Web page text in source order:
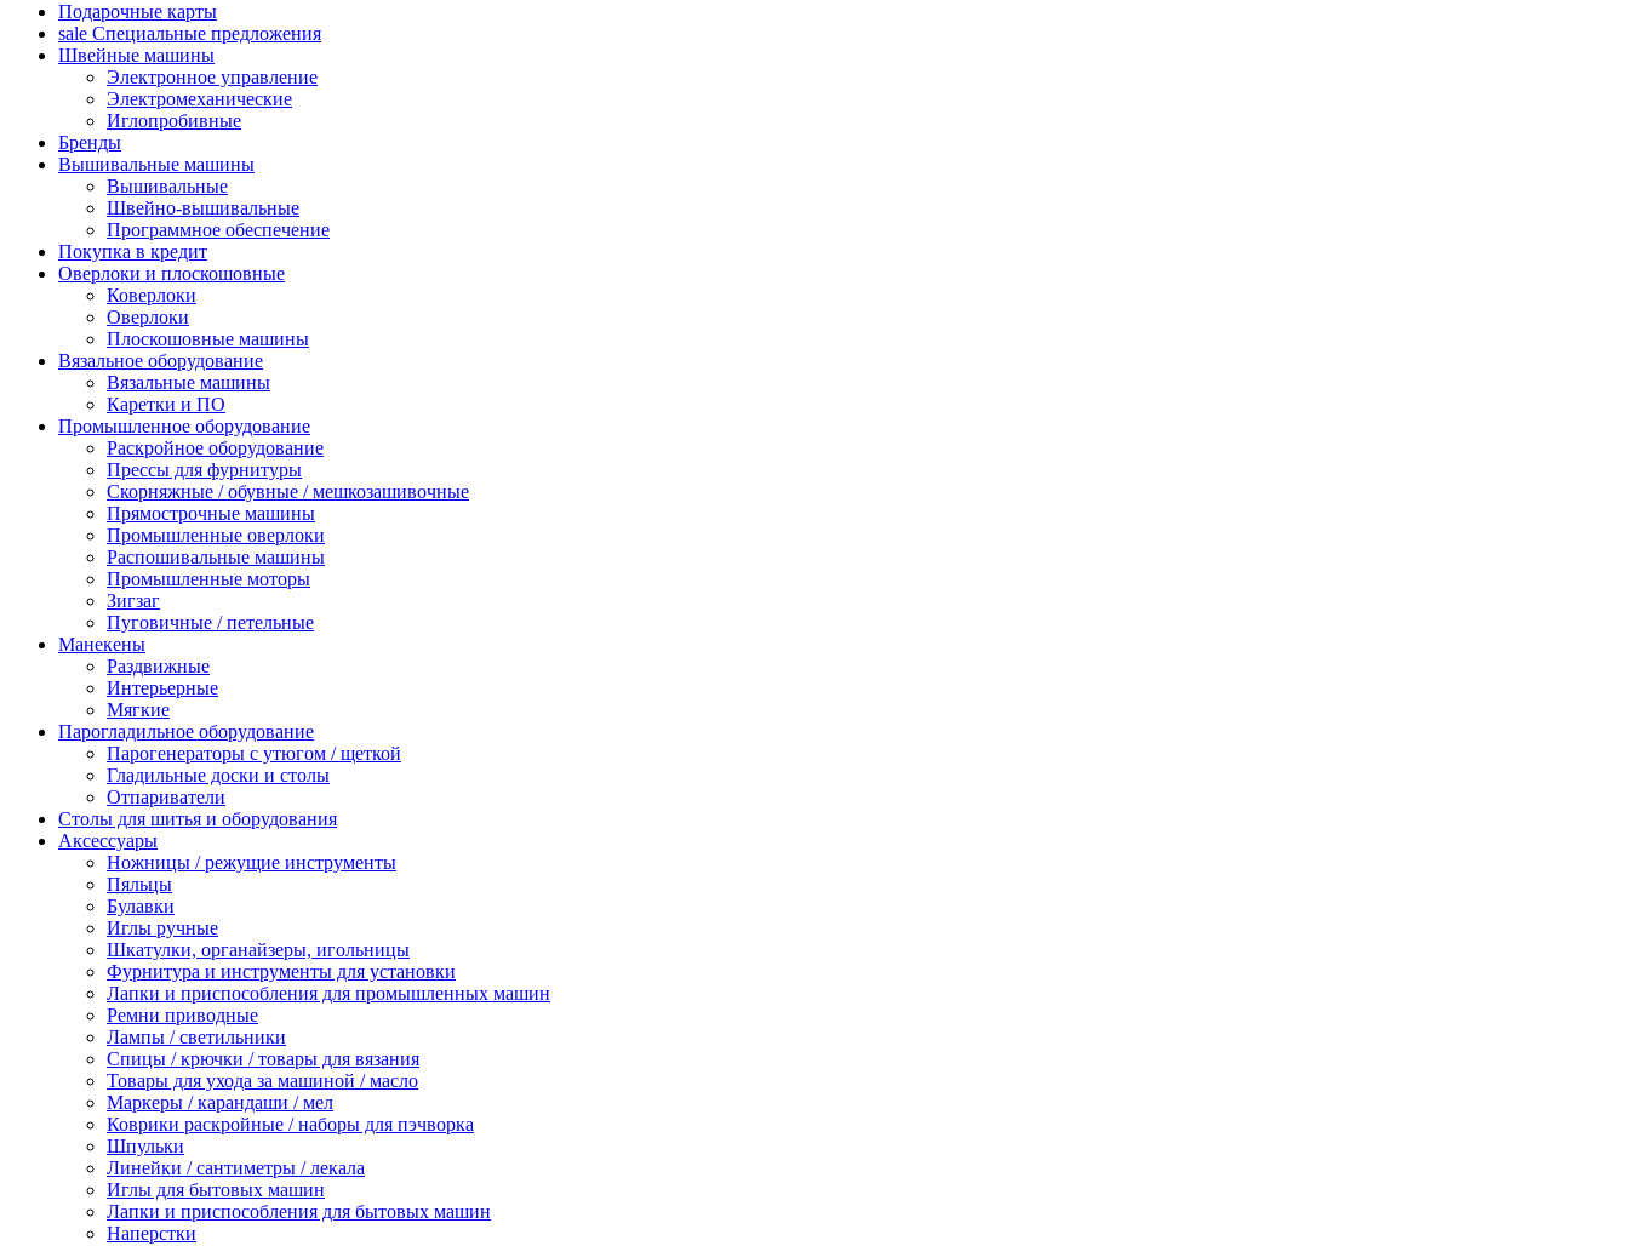
Подарочные карты
sale Специальные предложения
Швейные машины
Электронное управление
Электромеханические
Иглопробивные
Бренды
Вышивальные машины
Вышивальные
Швейно-вышивальные
Программное обеспечение
Покупка в кредит
Оверлоки и плоскошовные
Коверлоки
Оверлоки
Плоскошовные машины
Вязальное оборудование
Вязальные машины
Каретки и ПО
Промышленное оборудование
Раскройное оборудование
Прессы для фурнитуры
Скорняжные / обувные / мешкозашивочные
Прямострочные машины
Промышленные оверлоки
Распошивальные машины
Промышленные моторы
Зигзаг
Пуговичные / петельные
Манекены
Раздвижные
Интерьерные
Мягкие
Парогладильное оборудование
Парогенераторы с утюгом / щеткой
Гладильные доски и столы
Отпариватели
Столы для шитья и оборудования
Аксессуары
Ножницы / режущие инструменты
Пяльцы
Булавки
Иглы ручные
Шкатулки, органайзеры, игольницы
Фурнитура и инструменты для установки
Лапки и приспособления для промышленных машин
Ремни приводные
Лампы / светильники
Спицы / крючки / товары для вязания
Товары для ухода за машиной / масло
Маркеры / карандаши / мел
Коврики раскройные / наборы для пэчворка
Шпульки
Линейки / сантиметры / лекала
Иглы для бытовых машин
Лапки и приспособления для бытовых машин
Наперстки